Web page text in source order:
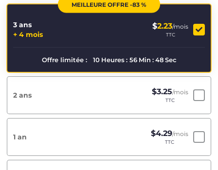
MEILLEURE OFFRE -83 %
3 ans
+ 4 mois
$2.23/mois
TTC
Offre limitée : 10 Heures : 56 Min : 48 Sec
2 ans $3.25/mois
TTC
1 an $4.29/mois
TTC